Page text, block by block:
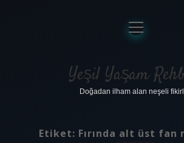
Anasayfa
Gizlilik Politikası
Yasal Uyarı
menüyü
aç
Yeşil Yaşam
Doğadan ilham alan neşeli
Etiket: Fırında alt üst fan